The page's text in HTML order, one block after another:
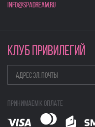
info@spadream.ru
КЛУБ ПРИВИЛЕГИЙ
Принимаем к оплате